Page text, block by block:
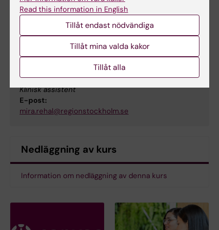
Klinisk assistent
erica.smedberg@regionstockholm.se
Mira Rehal
Klinisk assistent
E-post:
mira.rehal@regionstockholm.se
Nedläggning av kurs
Information om nedläggning av denna kurs
Read this information in English
Tillåt endast nödvändiga
Tillåt mina valda kakor
Tillåt alla